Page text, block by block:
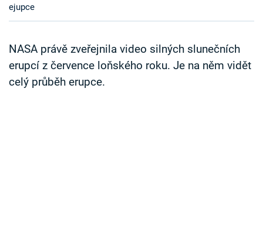
Sledujte prima+
Přihlášení
ejupce
NASA právě zveřejnila video silných slunečních
erupcí z července loňského roku. Je na něm vidět
celý průběh erupce.